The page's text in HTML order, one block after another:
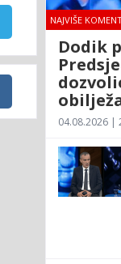
NAJVIŠE
Dodik
04.08.2026 |